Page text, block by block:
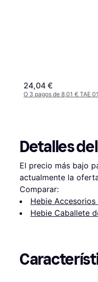
24,04 €
O 3 pagos de 8,01 € TAE
Detalles
El precio más bajo
actualmente la
Comparar:
Hebie
Hebie Caballete